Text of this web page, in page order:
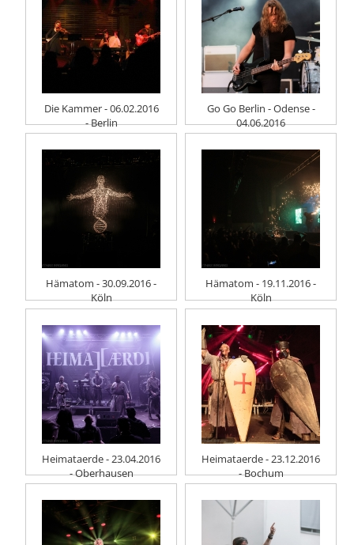
Die Kammer - 06.02.2016
- Berlin
Go Go Berlin - Odense -
04.06.2016
Hämatom - 30.09.2016 -
Köln
Hämatom - 19.11.2016 -
Köln
Heimataerde - 23.04.2016
- Oberhausen
Heimataerde - 23.12.2016
- Bochum